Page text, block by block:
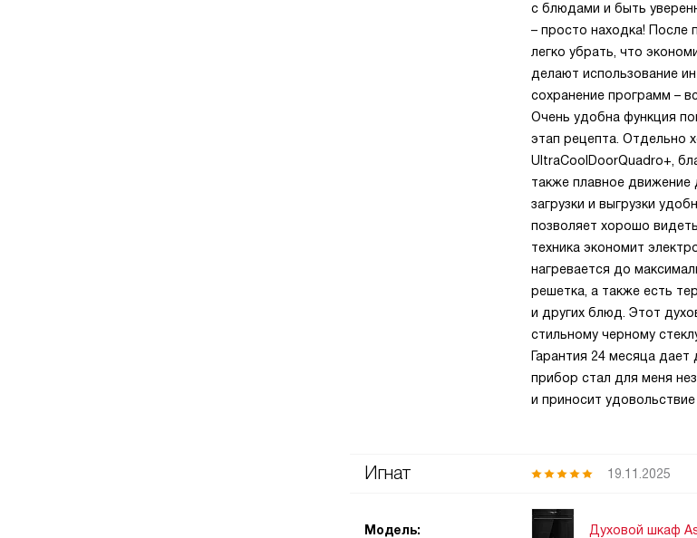
с блюдами и быть
– просто находка! После
легко убрать, что
делают использование
сохранение программ –
Очень удобна функция
этап рецепта. Отдельно
UltraCoolDoorQuadro+,
также плавное
загрузки и выгрузки
позволяет хорошо
техника экономит
нагревается до
решетка, а также есть
и других блюд. Этот
стильному черному
Гарантия 24 месяца
прибор стал для меня
и приносит
Игнат 19.11.2025
Модель: Духовой шкаф